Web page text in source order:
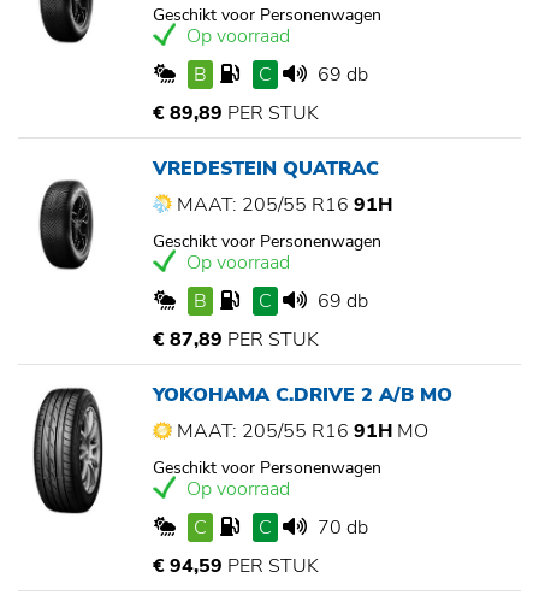
Geschikt voor Personenwagen
Op voorraad
B
C
69 db
€ 89,89 PER STUK
VREDESTEIN QUATRAC
MAAT: 205/55 R16 91H
Geschikt voor Personenwagen
Op voorraad
B
C
69 db
€ 87,89 PER STUK
YOKOHAMA C.DRIVE 2 A/B MO
MAAT: 205/55 R16 91H MO
Geschikt voor Personenwagen
Op voorraad
C
C
70 db
€ 94,59 PER STUK